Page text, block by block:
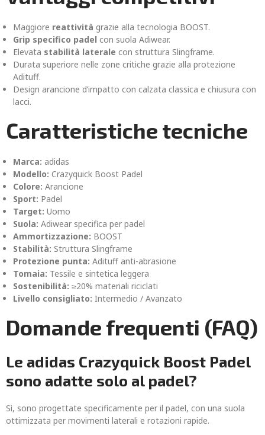
Maggiore reattività grazie alla tecnologia BOOST.
Grip specifico padel con suola Adiwear.
Elevata stabilità laterale con struttura Slingframe.
Durata superiore nelle zone critiche grazie alla protezione
Adituff.
Design arancione d’impatto con calzata classica e chiusura con
lacci.
Caratteristiche tecniche
Marca: adidas
Modello: Crazyquick Boost Padel
Colore: Arancione
Sport: Padel
Target: Uomo
Suola: Adiwear specifica per padel
Ammortizzazione: BOOST
Stabilità: Struttura Slingframe
Protezione punta: Adituff anti-abrasione
Tomaia: Tessile e sintetica leggera
Sostenibilità: ≥20% materiali riciclati
Livello consigliato: Intermedio / Avanzato
Domande frequenti (FAQ)
Le adidas Crazyquick Boost Padel
sono adatte solo al padel?
Sì, sono progettate specificamente per il padel, con una suola
ottimizzata per movimenti laterali e rotazioni rapide.